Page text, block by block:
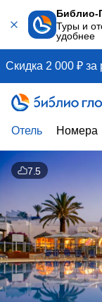
Библио-
Туры и
удобнее
Скидка 2 000 ₽ за
Отель Номера
7.5